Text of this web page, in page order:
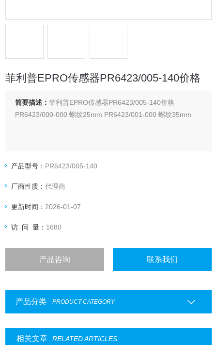
菲利普EPRO传感器PR6423/005-140价格
简要描述：菲利普EPRO传感器PR6423/005-140价格
PR6423/000-000 螺纹25mm PR6423/001-000 螺纹35mm
产品型号： PR6423/005-140
厂商性质：代理商
更新时间： 2026-01-07
访 问 量： 1680
产品咨询 联系我们
产品分类 PRODUCT CATEGORY
相关文章 RELATED ARTICLES